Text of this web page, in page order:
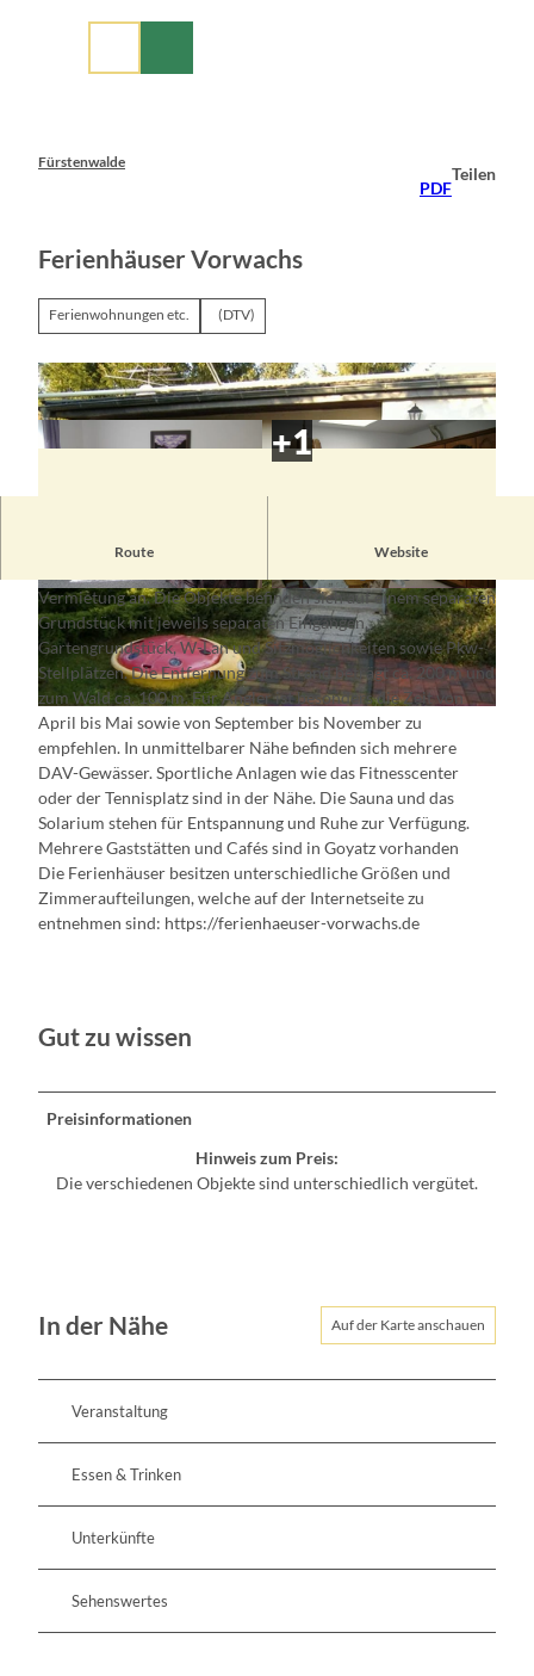
Fürstenwalde
PDF
Teilen
Ferienhäuser Vorwachs
Ferienwohnungen etc. (DTV)
© Vorwachs
© Vorwachs © Vorwachs
Route Website
Im "Staatlich anerkannten Erholungsort" Goyatz bietet die
Vermietung an. Die Objekte befinden sich auf einem separaten
Grundstück mit jeweils separaten Eingängen,
Gartengrundstück, W-Lan und Sitzmöglichkeiten sowie Pkw-
Stellplätzen. Die Entfernung zum Strand beträgt ca. 200 m und
zum Wald ca. 100 m. Für Angler ist besonders die Zeit von
April bis Mai sowie von September bis November zu
empfehlen. In unmittelbarer Nähe befinden sich mehrere
DAV-Gewässer. Sportliche Anlagen wie das Fitnesscenter
oder der Tennisplatz sind in der Nähe. Die Sauna und das
Solarium stehen für Entspannung und Ruhe zur Verfügung.
Mehrere Gaststätten und Cafés sind in Goyatz vorhanden
Die Ferienhäuser besitzen unterschiedliche Größen und
Zimmeraufteilungen, welche auf der Internetseite zu
entnehmen sind: https://ferienhaeuser-vorwachs.de
Gut zu wissen
Preisinformationen
Hinweis zum Preis:
Die verschiedenen Objekte sind unterschiedlich vergütet.
In der Nähe Auf der Karte anschauen
Veranstaltung
Essen & Trinken
Unterkünfte
Sehenswertes